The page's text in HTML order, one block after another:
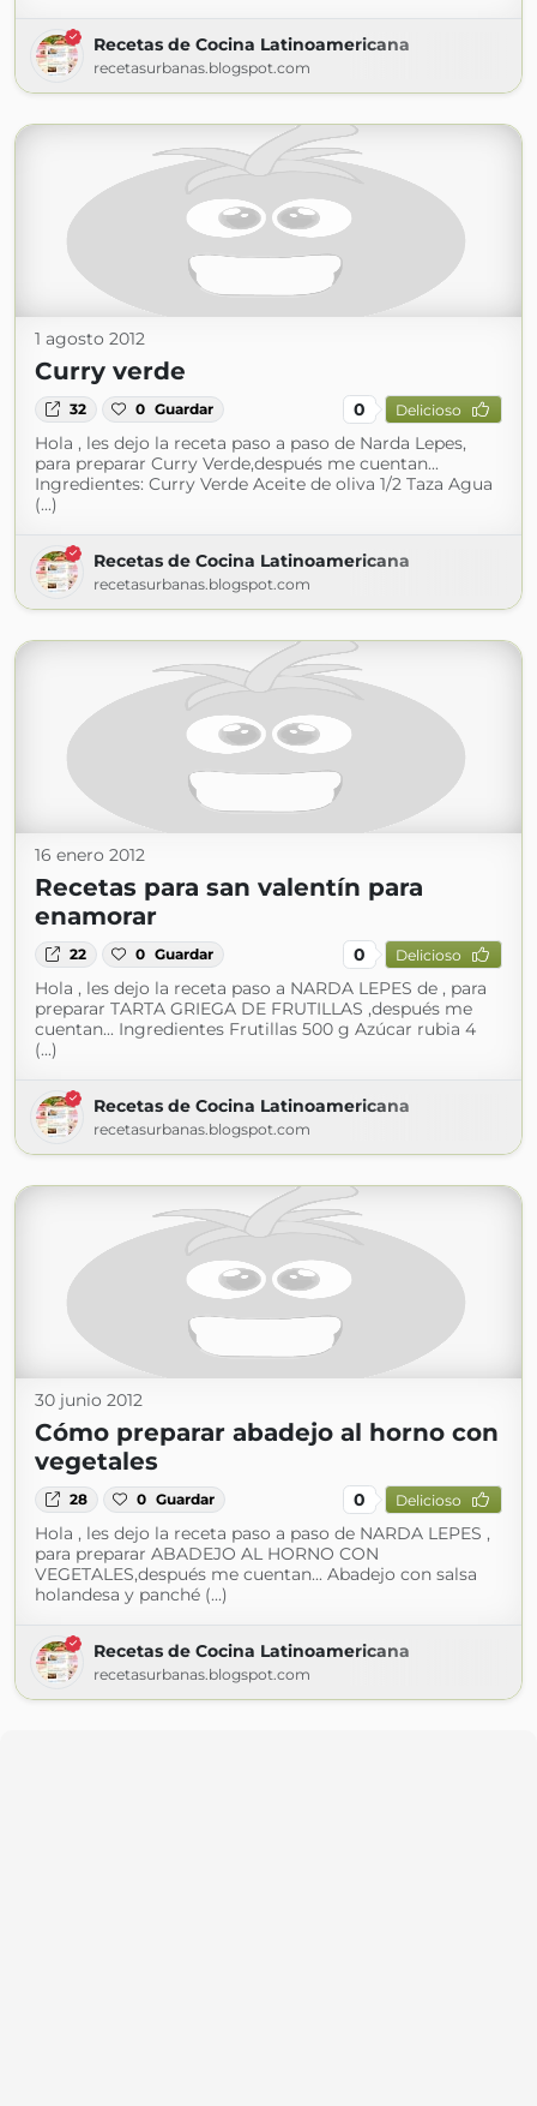
Recetas de Cocina Latinoamericana
recetasurbanas.blogspot.com
1 agosto 2012
Curry verde
32 0 Guardar 0 Delicioso
Hola , les dejo la receta paso a paso de Narda Lepes,
para preparar Curry Verde,después me cuentan...
Ingredientes: Curry Verde Aceite de oliva 1/2 Taza Agua
(...)
Recetas de Cocina Latinoamericana
recetasurbanas.blogspot.com
16 enero 2012
Recetas para san valentín para
enamorar
22 0 Guardar 0 Delicioso
Hola , les dejo la receta paso a NARDA LEPES de , para
preparar TARTA GRIEGA DE FRUTILLAS ,después me
cuentan... Ingredientes Frutillas 500 g Azúcar rubia 4
(...)
Recetas de Cocina Latinoamericana
recetasurbanas.blogspot.com
30 junio 2012
Cómo preparar abadejo al horno con
vegetales
28 0 Guardar 0 Delicioso
Hola , les dejo la receta paso a paso de NARDA LEPES ,
para preparar ABADEJO AL HORNO CON
VEGETALES,después me cuentan... Abadejo con salsa
holandesa y panché (...)
Recetas de Cocina Latinoamericana
recetasurbanas.blogspot.com